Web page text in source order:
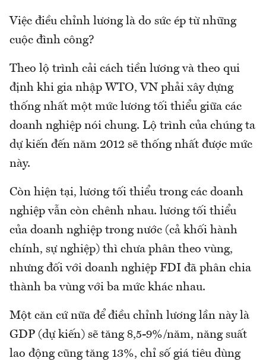
Việc điều chỉnh lương là do sức ép từ những
cuộc đình công?
Theo lộ trình cải cách tiền lương và theo qui
định khi gia nhập WTO, VN phải xây dựng
thống nhất một mức lương tối thiểu giữa các
doanh nghiệp nói chung. Lộ trình của chúng ta
dự kiến đến năm 2012 sẽ thống nhất được mức
này.
Còn hiện tại, lương tối thiểu trong các doanh
nghiệp vẫn còn chênh nhau. lương tối thiểu
của doanh nghiệp trong nước (cả khối hành
chính, sự nghiệp) thì chưa phân theo vùng,
nhưng đối với doanh nghiệp FDI đã phân chia
thành ba vùng với ba mức khác nhau.
Một căn cứ nữa để điều chỉnh lương lần này là
GDP (dự kiến) sẽ tăng 8,5-9%/năm, năng suất
lao động cũng tăng 13%, chỉ số giá tiêu dùng